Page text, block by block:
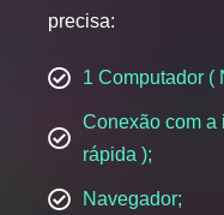
precisa:
1 Computador (
Conexão com a
rápida );
Navegador;